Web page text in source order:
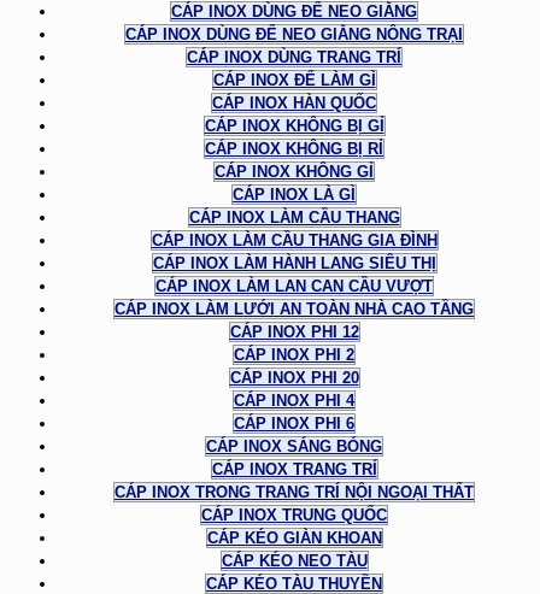
CÁP INOX DÙNG ĐỂ NEO GIẰNG
CÁP INOX DÙNG ĐỂ NEO GIẰNG NÔNG TRẠI
CÁP INOX DÙNG TRANG TRÍ
CÁP INOX ĐỂ LÀM GÌ
CÁP INOX HÀN QUỐC
CÁP INOX KHÔNG BỊ GỈ
CÁP INOX KHÔNG BỊ RỈ
CÁP INOX KHÔNG GỈ
CÁP INOX LÀ GÌ
CÁP INOX LÀM CẦU THANG
CÁP INOX LÀM CẦU THANG GIA ĐÌNH
CÁP INOX LÀM HÀNH LANG SIÊU THỊ
CÁP INOX LÀM LAN CAN CẦU VƯỢT
CÁP INOX LÀM LƯỚI AN TOÀN NHÀ CAO TẦNG
CÁP INOX PHI 12
CÁP INOX PHI 2
CÁP INOX PHI 20
CÁP INOX PHI 4
CÁP INOX PHI 6
CÁP INOX SÁNG BÓNG
CÁP INOX TRANG TRÍ
CÁP INOX TRONG TRANG TRÍ NỘI NGOẠI THẤT
CÁP INOX TRUNG QUỐC
CÁP KÉO GIÀN KHOAN
CÁP KÉO NEO TÀU
CÁP KÉO TÀU THUYỀN